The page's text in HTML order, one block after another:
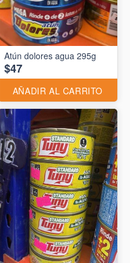
Atún dolores agua 295g
$47
AÑADIR AL CARRITO